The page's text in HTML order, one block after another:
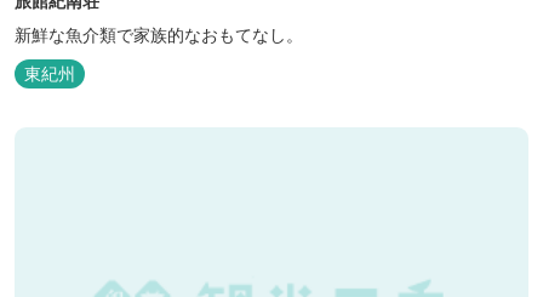
新鮮な魚介類で家族的なおもてなし。
東紀州